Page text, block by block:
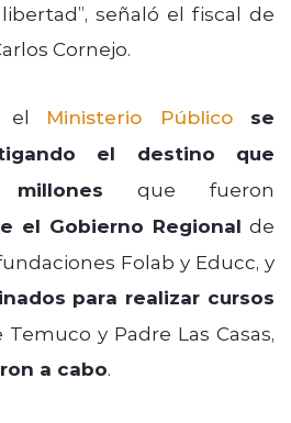
señaló el fiscal de
Cornejo.
el Ministerio Públicose
el destino que
que fueron
el Gobierno Regional de
Folab y Educc, y
para realizar cursos
y Padre Las Casas,
a cabo.